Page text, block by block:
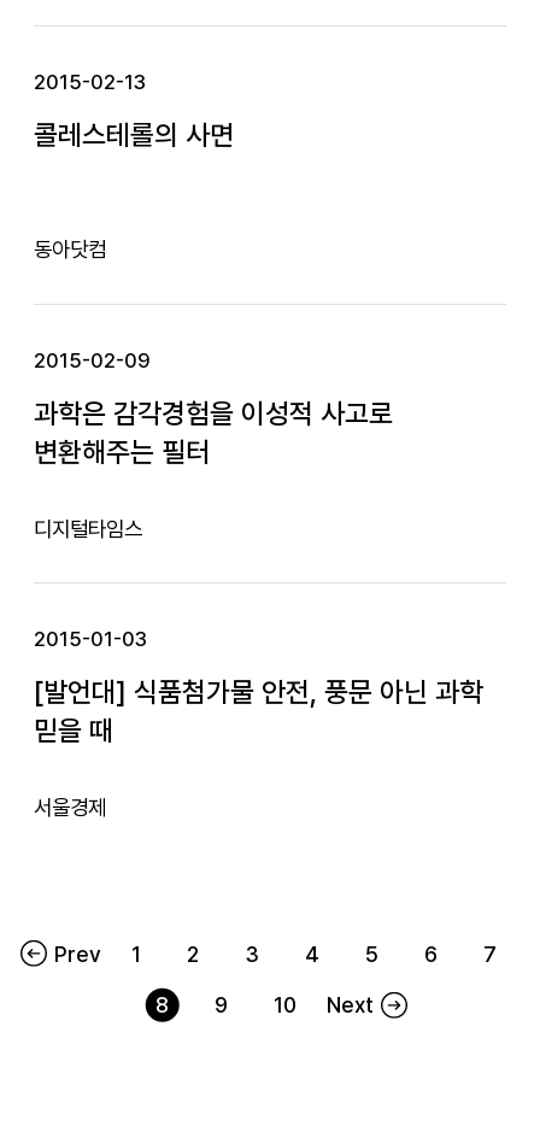
2015-02-13
콜레스테롤의 사면
동아닷컴
2015-02-09
과학은 감각경험을 이성적 사고로
변환해주는 필터
디지털타임스
2015-01-03
[발언대] 식품첨가물 안전, 풍문 아닌 과학
믿을 때
서울경제
Prev 1 2 3 4 5 6 7
8 9 10 Next